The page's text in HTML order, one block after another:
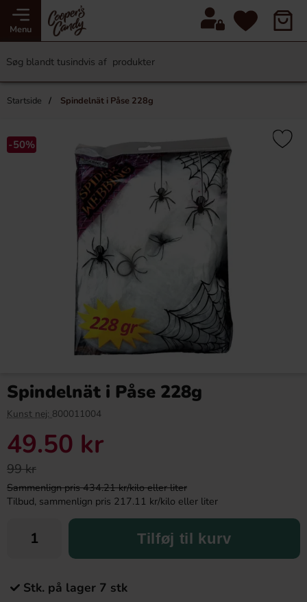
Menu
Startside Spindelnät i Påse 228g
-50%
Spindelnät i Påse 228g
Kunst nej: 800011004
49.50 kr
99 kr
Sammenlign pris 434.21 kr/kilo eller liter
Tilbud, sammenlign pris 217.11 kr/kilo eller liter
Tilføj til kurv
Stk. på lager 7 stk